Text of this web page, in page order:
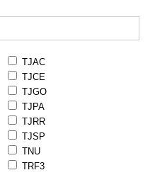
TJAC
TJCE
TJGO
TJPA
TJRR
TJSP
TNU
TRF3